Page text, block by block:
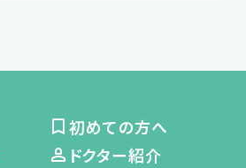
初めての方へ
ドクター紹介